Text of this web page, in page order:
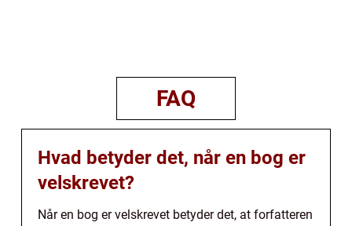
FAQ
Hvad betyder det, når en bog er
velskrevet?
Når en bog er velskrevet betyder det, at forfatteren